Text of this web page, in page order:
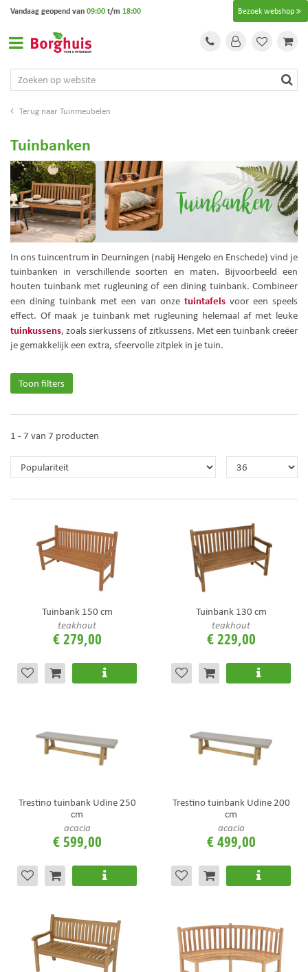
Tuinmeubelen
Bezoek webshop
Vandaag geopend van09:00t/m 18:00
Tuinbanken
In ons tuincentrum in Deurningen (nabij Hengelo en Enschede) vind je
tuinbanken in verschillende soorten en maten. Bijvoorbeeld een
houten tuinbank met rugleuning of een dining tuinbank. Combineer
een dining tuinbank met een van onze tuintafelsvoor een speels
effect. Of maak je tuinbank met rugleuning helemaal af met leuke
tuinkussens, zoals sierkussens of zitkussens. Met een tuinbank creëer
je gemakkelijk een extra, sfeervolle zitplek in je tuin.
Toon filters
1 - 7 van 7 producten
Tuinbank 150 cm
teakhout
€279,00
Tuinbank 130 cm
teakhout
€229,00
Trestino tuinbank Udine 250
cm
acacia
€ 599,00
Trestino tuinbank Udine 200
cm
acacia
€499,00